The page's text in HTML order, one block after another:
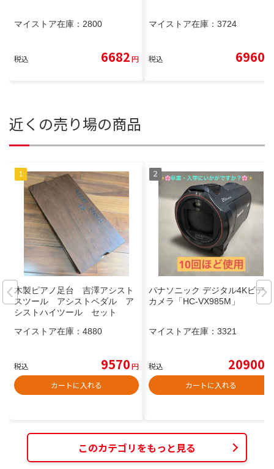
マイストア在庫： 2800
税込 6682円
マイストア在庫： 3724
税込 6960
近くの売り場の商品
木製ピアノ足台 吉澤アシスト
スツール アシストペダル ア
シストハイツール セット
マイストア在庫： 4880
税込 9570円
カートに入れる
パナソニック デジタル4Kビデオ
カメラ「HC-VX985M」
マイストア在庫： 3321
税込 20900
カートに入れる
このカテゴリをもっと見る